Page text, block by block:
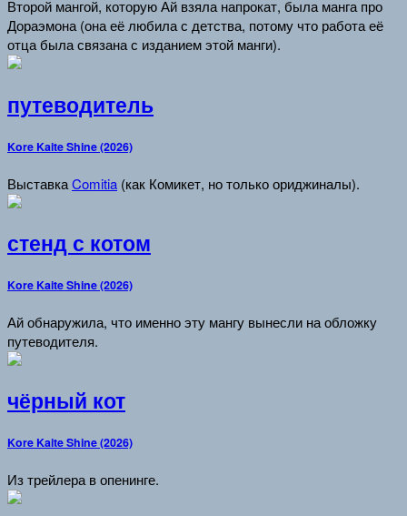
Второй мангой, которую Ай взяла напрокат, была манга про
Дораэмона (она её любила с детства, потому что работа её
отца была связана с изданием этой манги).
путеводитель
Kore Kaite Shine (2026)
ВыставкаComitia (как Комикет, но только ориджиналы).
стенд с котом
Kore Kaite Shine (2026)
Ай обнаружила, что именно эту мангу вынесли на обложку
путеводителя.
чёрный кот
Kore Kaite Shine (2026)
Из трейлера в опенинге.